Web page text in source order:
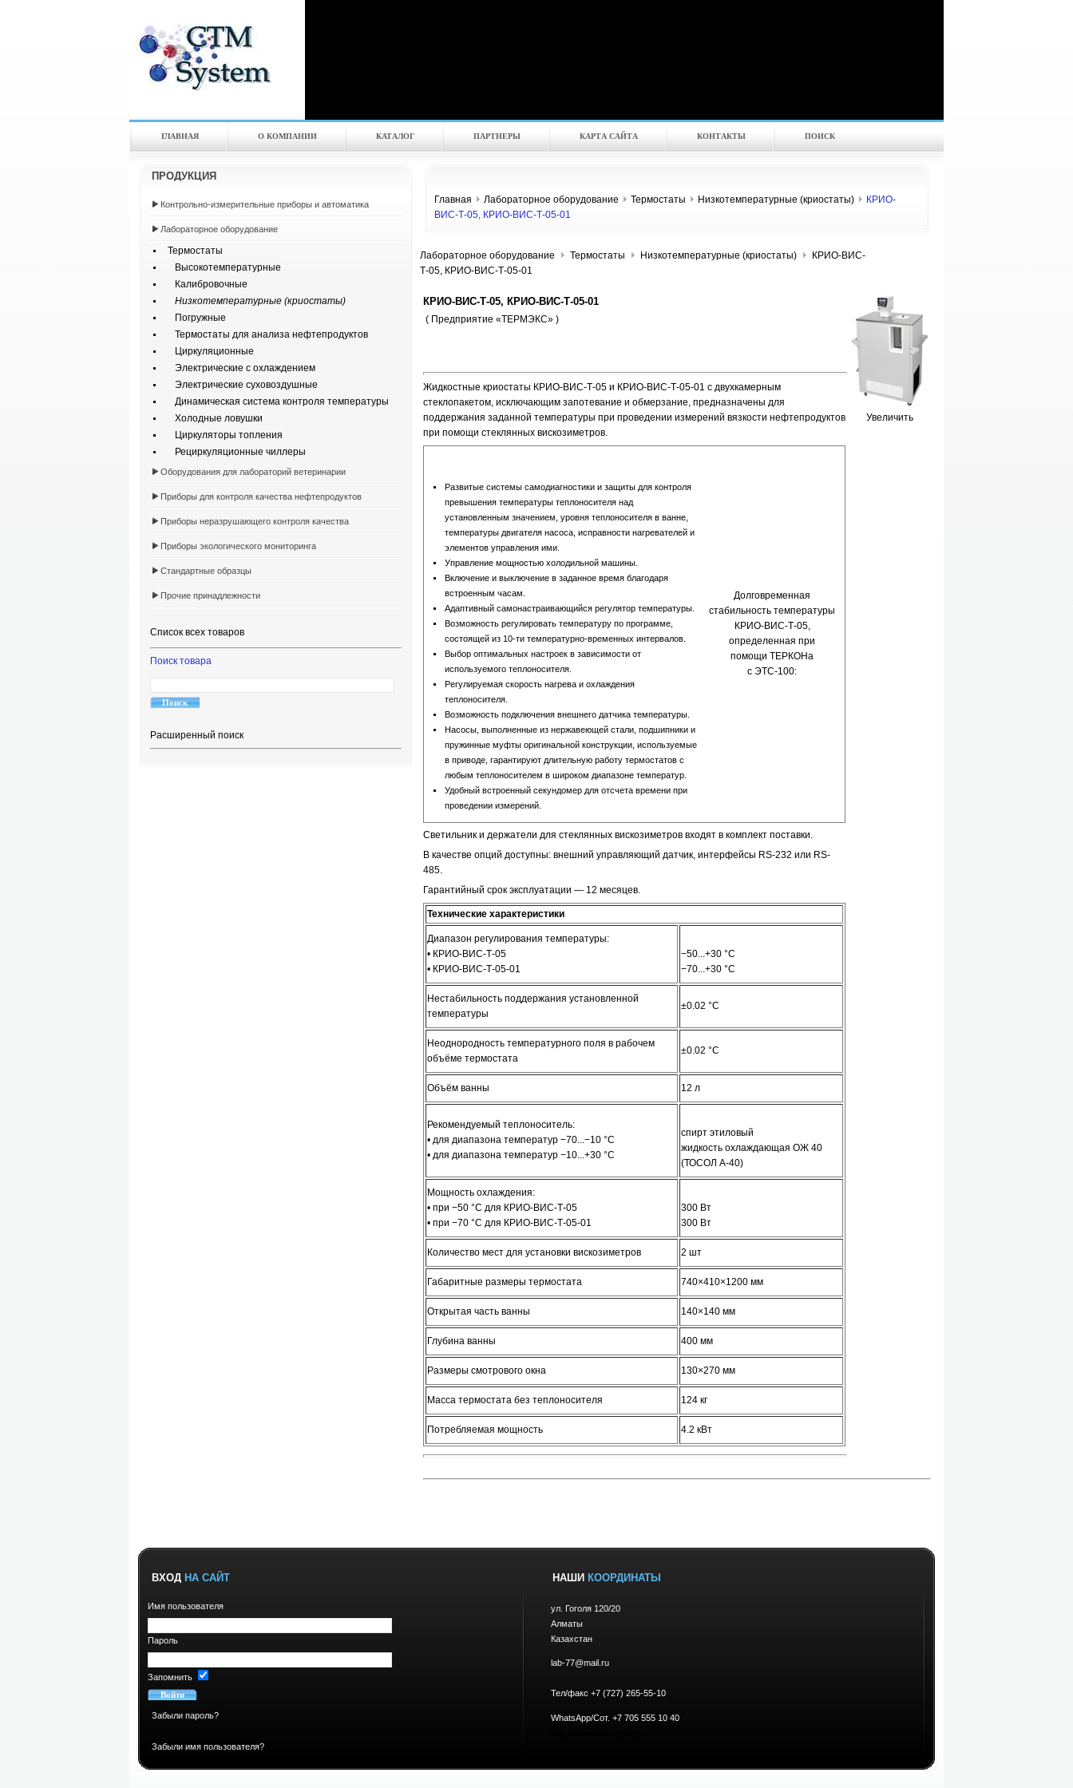
ГЛАВНАЯ О КОМПАНИИ КАТАЛOГ ПАРТНЕРЫ КАРТА САЙТА КОНТАКТЫ ПОИСК
ПРОДУКЦИЯ
Контрольно-измерительные приборы и автоматика
Лабораторное оборудование
Термостаты
Высокотемпературные
Калибровочные
Низкотемпературные (криостаты)
Погружные
Термостаты для анализа нефтепродуктов
Циркуляционные
Электрические с охлаждением
Электрические суховоздушные
Динамическая система контроля температуры
Холодные ловушки
Циркуляторы топления
Рециркуляционные чиллеры
Оборудования для лабораторий ветеринарии
Приборы для контроля качества нефтепродуктов
Приборы неразрушающего контроля качества
Приборы экологического мониторинга
Стандартные образцы
Прочие принадлежности
Список всех товаров
Поиск товара
Расширенный поиск
Главная Лабораторное оборудование Термостаты Низкотемпературные (криостаты)
КРИО-
ВИС-Т-05, КРИО-ВИС-Т-05-01
Лабораторное оборудование Термостаты Низкотемпературные (криостаты)
КРИО-ВИС-
Т-05, КРИО-ВИС-Т-05-01
КРИО-ВИС-Т-05, КРИО-ВИС-Т-05-01
( Предприятие «ТЕРМЭКС» )
Увеличить
Жидкостные криостаты КРИО-ВИС-Т-05 и КРИО-ВИС-Т-05-01 с двухкамерным
стеклопакетом, исключающим запотевание и обмерзание, предназначены для
поддержания заданной температуры при проведении измерений вязкости нефтепродуктов
при помощи стеклянных вискозиметров.
Развитые системы самодиагностики и защиты для контроля
превышения температуры теплоносителя над
установленным значением, уровня теплоносителя в ванне,
температуры двигателя насоса, исправности нагревателей и
элементов управления ими.
Управление мощностью холодильной машины.
Включение и выключение в заданное время благодаря
встроенным часам.
Адаптивный самонастраивающийся регулятор температуры.
Возможность регулировать температуру по программе,
состоящей из 10-ти температурно-временных интервалов.
Выбор оптимальных настроек в зависимости от
используемого теплоносителя.
Регулируемая скорость нагрева и охлаждения
теплоносителя.
Возможность подключения внешнего датчика температуры.
Насосы, выполненные из нержавеющей стали, подшипники и
пружинные муфты оригинальной конструкции, используемые
в приводе, гарантируют длительную работу термостатов с
любым теплоносителем в широком диапазоне температур.
Удобный встроенный секундомер для отсчета времени при
проведении измерений.
Долговременная
стабильность температуры
КРИО-ВИС-Т-05,
определенная при
помощи ТЕРКОНа
с ЭТС-100:
Светильник и держатели для стеклянных вискозиметров входят в комплект поставки.
В качестве опций доступны: внешний управляющий датчик, интерфейсы RS-232 или RS-
485.
Гарантийный срок эксплуатации — 12 месяцев.
Технические характеристики
Диапазон регулирования температуры:
• КРИО-ВИС-Т-05
• КРИО-ВИС-Т-05-01
−50...+30 °С
−70...+30 °С
Нестабильность поддержания установленной
температуры
±0.02 °С
Неоднородность температурного поля в рабочем
объёме термостата
±0.02 °С
Объём ванны 12 л
Рекомендуемый теплоноситель:
• для диапазона температур −70...−10 °С
• для диапазона температур −10...+30 °С
спирт этиловый
жидкость охлаждающая ОЖ 40
(ТОСОЛ А-40)
Мощность охлаждения:
• при −50 °C для КРИО-ВИС-Т-05
• при −70 °C для КРИО-ВИС-Т-05-01
300 Вт
300 Вт
Количество мест для установки вискозиметров 2 шт
Габаритные размеры термостата 740×410×1200 мм
Открытая часть ванны 140×140 мм
Глубина ванны 400 мм
Размеры смотрового окна 130×270 мм
Масса термостата без теплоносителя 124 кг
Потребляемая мощность 4.2 кВт
ВХОД НА САЙТ
Имя пользователя
Пароль
Запомнить
Забыли пароль?
Забыли имя пользователя?
НАШИ КООРДИНАТЫ
ул. Гоголя 120/20
Алматы
Казахстан
lab-77@mail.ru
Тел/факс +7 (727) 265-55-10
WhatsApp/Сот. +7 705 555 10 40